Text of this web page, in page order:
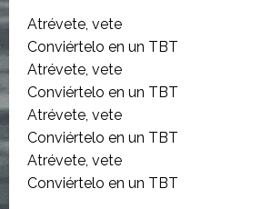
Atrévete, vete
Conviértelo en un TBT
Atrévete, vete
Conviértelo en un TBT
Atrévete, vete
Conviértelo en un TBT
Atrévete, vete
Conviértelo en un TBT